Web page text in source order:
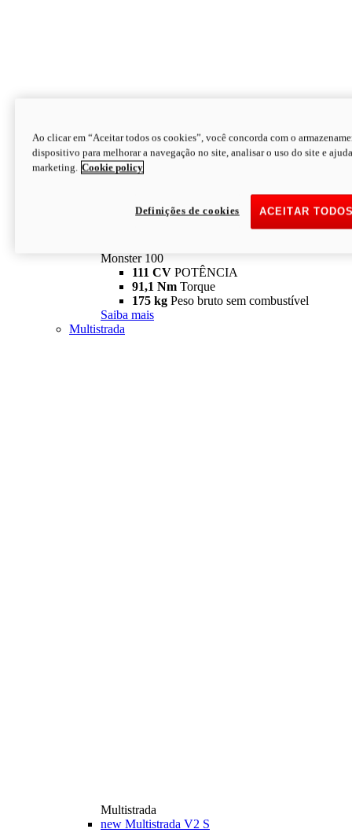
Monster
Monster 100
111 CV POTÊNCIA
91,1 Nm Torque
175 kg Peso bruto sem combustível
Saiba mais
Multistrada
Multistrada
new Multistrada V2 S
Ao clicar em “Aceitar todos os cookies”, você concorda com o
dispositivo para melhorar a navegação no site, analisar o uso do site e
marketing. Cookie policy
ACEITAR
Definições de cookies